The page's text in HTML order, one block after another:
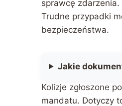
sprawcę
Trudne przypadki
bezpieczeństwa.
Jakie
Kolizje zgłoszone
mandatu. Dotyczy